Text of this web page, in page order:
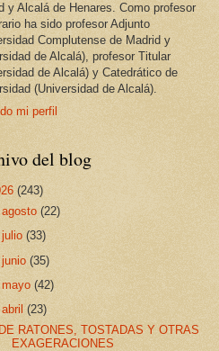
y Alcalá de Henares. Como profesor
ha sido profesor Adjunto
Complutense de Madrid y
de Alcalá), profesor Titular
de Alcalá) y Catedrático de
(Universidad de Alcalá).
mi perfil
del blog
(243)
agosto(22)
julio(33)
junio(35)
mayo(42)
abril(23)
RATONES, TOSTADAS Y OTRAS
EXAGERACIONES